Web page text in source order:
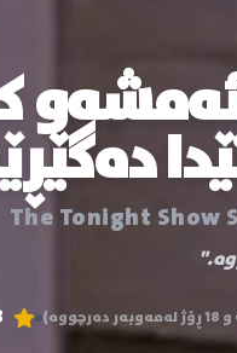
The Tonight Show